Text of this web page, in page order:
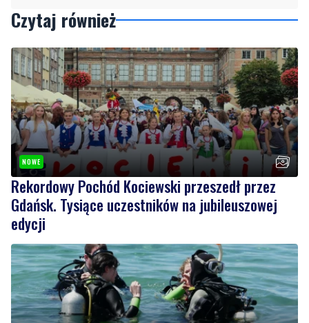
Czytaj również
NOWE
Rekordowy Pochód Kociewski przeszedł przez
Gdańsk. Tysiące uczestników na jubileuszowej
edycji